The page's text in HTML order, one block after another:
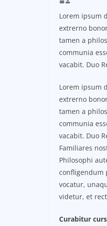
Lorem ipsum
extrerno
tamen a
communia
vacabit. Duo
Lorem ipsum
extrerno
tamen a
communia
vacabit. Duo
Familiares
Philosophi
confligendum
vocatur,
videtur, et
Curabitur